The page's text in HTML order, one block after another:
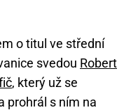
o titul ve střední
svedou Robert
, který už se
prohrál s ním na